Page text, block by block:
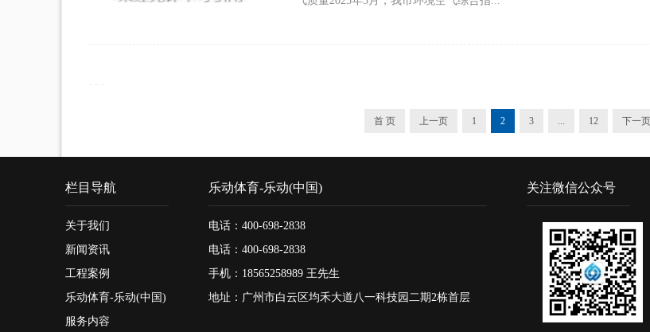
首 页 上一页 1 2 3 ... 12 下一页
栏目导航
关于我们
新闻资讯
工程案例
乐动体育-乐动(中国)
服务内容
乐动体育-乐动(中国)
电话：400-698-2838
电话：400-698-2838
手机：18565258989 王先生
地址：广州市白云区均禾大道八一科技园二期2栋首层
关注微信公众号